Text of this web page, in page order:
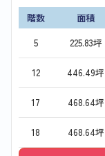
階数 面積
5
225.83坪
12 446.49坪
17 468.64坪
18 468.64坪